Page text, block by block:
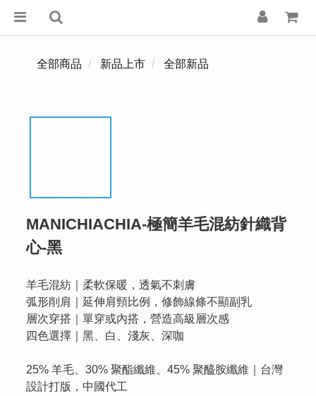
全部商品 新品上市 全部新品
MANICHIACHIA-極簡羊毛混紡針織背
心-黑
羊毛混紡｜柔軟保暖，透氣不刺膚
弧形削肩｜延伸肩頸比例，修飾線條不顯副乳
層次穿搭｜單穿或內搭，營造高級層次感
四色選擇｜黑、白、淺灰、深咖
25% 羊毛、30% 聚酯纖維、45% 聚醯胺纖維｜台灣
設計打版，中國代工